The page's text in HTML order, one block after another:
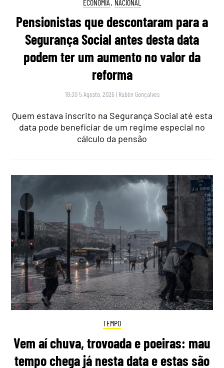
ECONOMIA , NACIONAL
Pensionistas que descontaram para a
Segurança Social antes desta data
podem ter um aumento no valor da
reforma
18:30 5 Agosto, 2026 | Rubén Gonçalves
Quem estava inscrito na Segurança Social até esta
data pode beneficiar de um regime especial no
cálculo da pensão
TEMPO
Vem aí chuva, trovoada e poeiras: mau
tempo chega já nesta data e estas são